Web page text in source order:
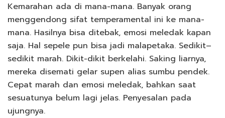
Kemarahan ada di mana-mana. Banyak orang
menggendong sifat temperamental ini ke mana-
mana. Hasilnya bisa ditebak, emosi meledak kapan
saja. Hal sepele pun bisa jadi malapetaka. Sedikit–
sedikit marah. Dikit-dikit berkelahi. Saking liarnya,
mereka disemati gelar supen alias sumbu pendek.
Cepat marah dan emosi meledak, bahkan saat
sesuatunya belum lagi jelas. Penyesalan pada
ujungnya.